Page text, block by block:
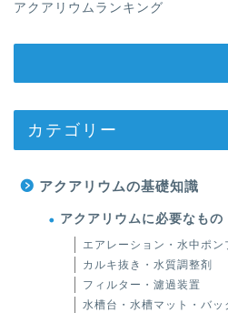
アクアリウムランキング
カテゴリー
アクアリウムの基礎知識
アクアリウムに必要なもの
エアレーション・水中ポン
カルキ抜き・水質調整剤
フィルター・濾過装置
水槽台・水槽マット・バッ